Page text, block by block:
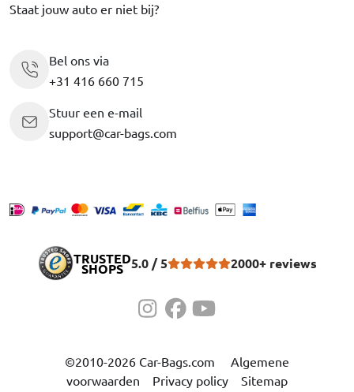
Staat jouw auto er niet bij?
Bel ons via
+31 416 660 715
Stuur een e-mail
support@car-bags.com
TRUSTED
SHOPS 5.0 / 5 2000+ reviews
©2010-2026 Car-Bags.com
Algemene
voorwaarden
Privacy policy Sitemap